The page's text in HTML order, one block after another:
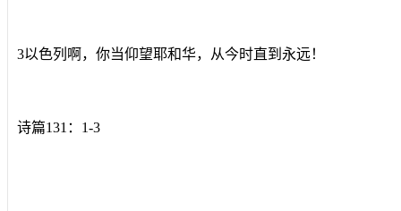
3以色列啊，你当仰望耶和华，从今时直到永远！
诗篇131：1-3